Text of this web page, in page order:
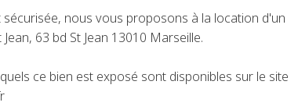
nous vous proposons à la location d'un
63 bd St Jean 13010 Marseille.
ce bien est exposé sont disponibles sur le site